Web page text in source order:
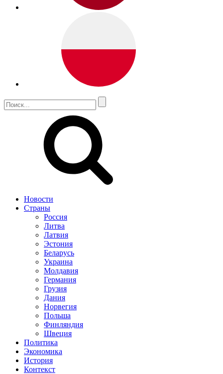
Новости
Страны
Россия
Литва
Латвия
Эстония
Беларусь
Украина
Молдавия
Германия
Грузия
Дания
Норвегия
Польша
Финляндия
Швеция
Политика
Экономика
История
Контекст